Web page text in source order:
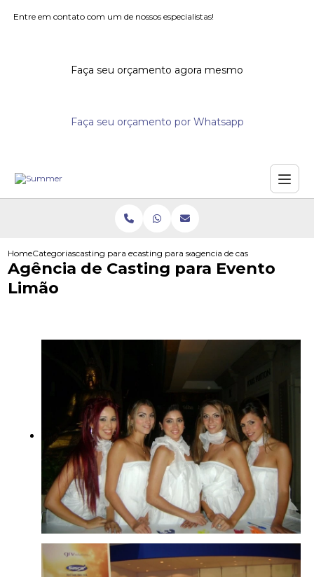
Entre em contato com um de nossos especialistas!
Faça seu orçamento agora mesmo
Faça seu orçamento por Whatsapp
HomeCategoriascasting para eventoscasting para seminariosagencia de casting para
Agência de Casting para Evento
Limão